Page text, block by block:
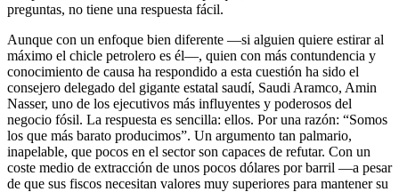
preguntas, no tiene una respuesta fácil.
Aunque con un enfoque bien diferente —si alguien quiere estirar al
máximo el chicle petrolero es él—, quien con más contundencia y
conocimiento de causa ha respondido a esta cuestión ha sido el
consejero delegado del gigante estatal saudí, Saudi Aramco, Amin
Nasser, uno de los ejecutivos más influyentes y poderosos del
negocio fósil. La respuesta es sencilla: ellos. Por una razón: “Somos
los que más barato producimos”. Un argumento tan palmario,
inapelable, que pocos en el sector son capaces de refutar. Con un
coste medio de extracción de unos pocos dólares por barril —a pesar
de que sus fiscos necesitan valores muy superiores para mantener su